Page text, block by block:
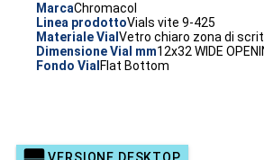
MarcaChromacol
Linea prodottoVials vite 9-425
Materiale Vial Vetro chiaro zona di
Dimensione Vial mm12x32 WIDE
Fondo Vial Flat Bottom